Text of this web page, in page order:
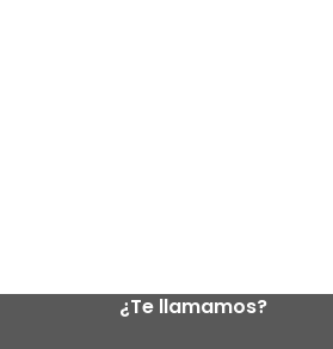
¿Te llamamos?